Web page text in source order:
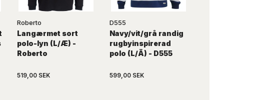
Roberto
Langærmet sort
polo-lyn (L/Æ) -
Roberto
519,00 SEK
D555
Navy/vit/grå randig
rugbyinspirerad
polo (L/Ä) - D555
599,00 SEK